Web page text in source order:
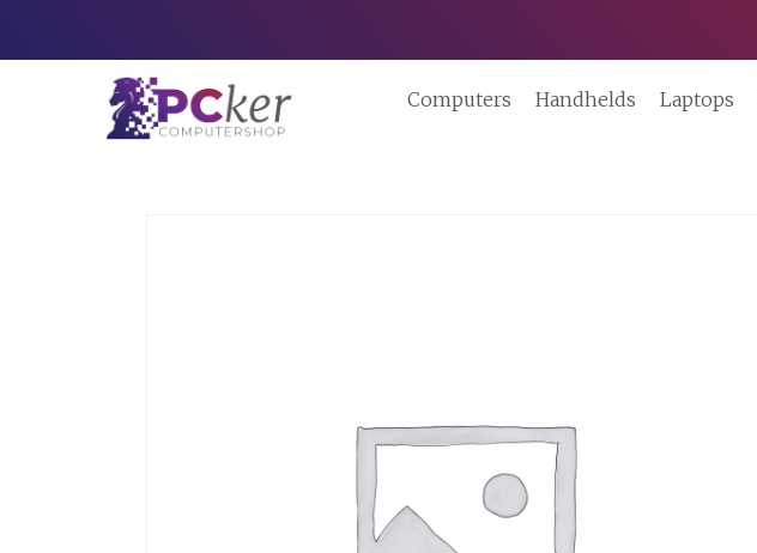
Computers Handhelds Laptops